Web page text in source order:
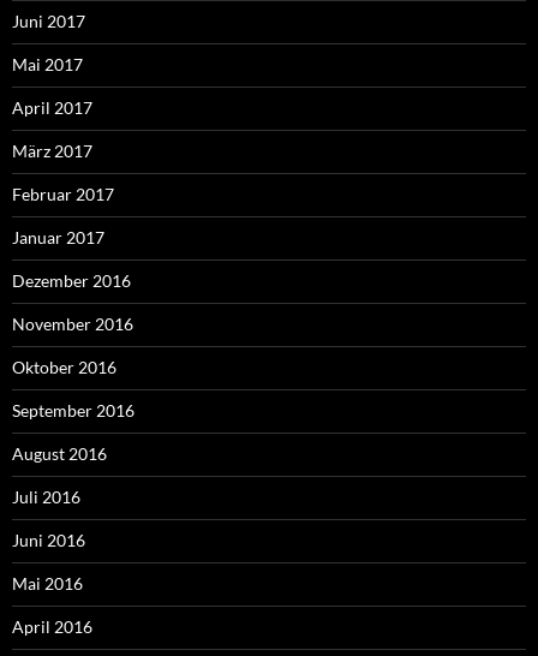
Juni 2017
Mai 2017
April 2017
März 2017
Februar 2017
Januar 2017
Dezember 2016
November 2016
Oktober 2016
September 2016
August 2016
Juli 2016
Juni 2016
Mai 2016
April 2016